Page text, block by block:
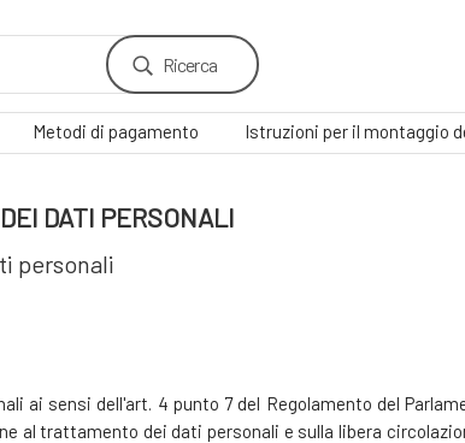
Ricerca
Metodi di pagamento Istruzioni per il montaggio
DATI PERSONALI
personali
ai sensi dell'art. 4 punto 7 del Regolamento del
al trattamento dei dati personali e sulla libera